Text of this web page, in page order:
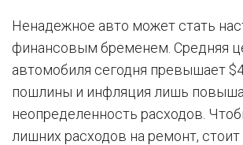
Ненадежное авто может стать
финансовым бременем. Средняя
автомобиля сегодня превышает
пошлины и инфляция лишь
неопределенность расходов.
лишних расходов на ремонт, стоит